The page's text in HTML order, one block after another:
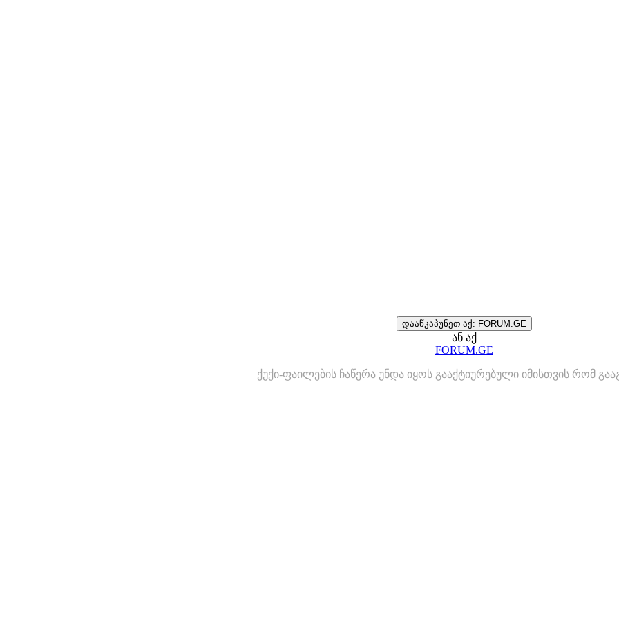
დააწკაპუნეთ აქ: FORUM.GE
ან აქ
FORUM.GE
ქუქი-ფაილების ჩაწერა უნდა იყოს გააქტიურებული იმისთვის რომ